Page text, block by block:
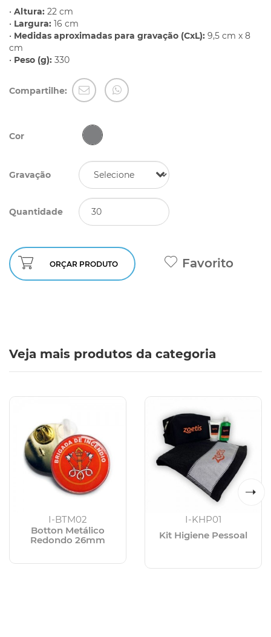
• Altura: 22 cm
• Largura: 16 cm
• Medidas aproximadas para gravação (CxL): 9,5 cm x 8
cm
• Peso (g): 330
Compartilhe:
Cor
Gravação
Quantidade
ORÇAR PRODUTO Favorito
Veja mais produtos da categoria
I-BTM02
Botton Metálico
Redondo 26mm
I-KHP01
Kit Higiene Pessoal